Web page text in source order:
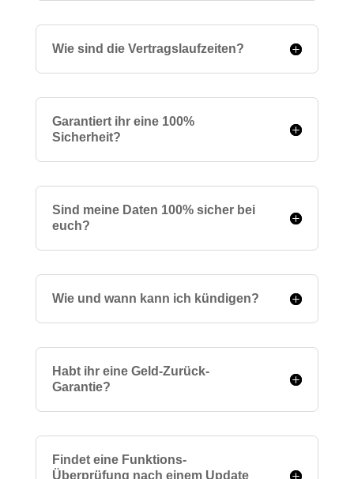
Wie sind die Vertragslaufzeiten?
Garantiert ihr eine 100%
Sicherheit?
Sind meine Daten 100% sicher bei
euch?
Wie und wann kann ich kündigen?
Habt ihr eine Geld-Zurück-
Garantie?
Findet eine Funktions-
Überprüfung nach einem Update